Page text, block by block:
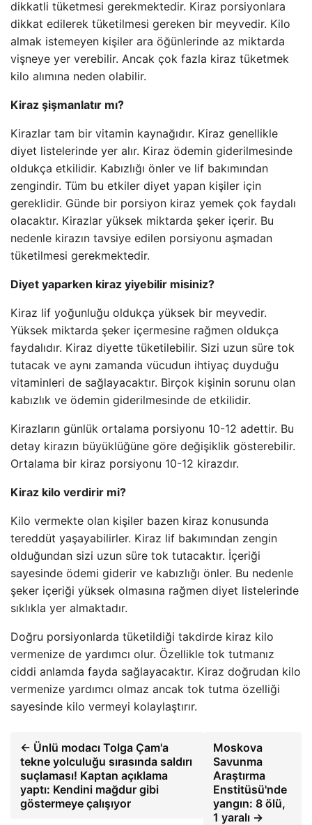
dikkatli tüketmesi gerekmektedir. Kiraz porsiyonlara
dikkat edilerek tüketilmesi gereken bir meyvedir. Kilo
almak istemeyen kişiler ara öğünlerinde az miktarda
vişneye yer verebilir. Ancak çok fazla kiraz tüketmek
kilo alımına neden olabilir.
Kiraz şişmanlatır mı?
Kirazlar tam bir vitamin kaynağıdır. Kiraz genellikle
diyet listelerinde yer alır. Kiraz ödemin giderilmesinde
oldukça etkilidir. Kabızlığı önler ve lif bakımından
zengindir. Tüm bu etkiler diyet yapan kişiler için
gereklidir. Günde bir porsiyon kiraz yemek çok faydalı
olacaktır. Kirazlar yüksek miktarda şeker içerir. Bu
nedenle kirazın tavsiye edilen porsiyonu aşmadan
tüketilmesi gerekmektedir.
Diyet yaparken kiraz yiyebilir misiniz?
Kiraz lif yoğunluğu oldukça yüksek bir meyvedir.
Yüksek miktarda şeker içermesine rağmen oldukça
faydalıdır. Kiraz diyette tüketilebilir. Sizi uzun süre tok
tutacak ve aynı zamanda vücudun ihtiyaç duyduğu
vitaminleri de sağlayacaktır. Birçok kişinin sorunu olan
kabızlık ve ödemin giderilmesinde de etkilidir.
Kirazların günlük ortalama porsiyonu 10-12 adettir. Bu
detay kirazın büyüklüğüne göre değişiklik gösterebilir.
Ortalama bir kiraz porsiyonu 10-12 kirazdır.
Kiraz kilo verdirir mi?
Kilo vermekte olan kişiler bazen kiraz konusunda
tereddüt yaşayabilirler. Kiraz lif bakımından zengin
olduğundan sizi uzun süre tok tutacaktır. İçeriği
sayesinde ödemi giderir ve kabızlığı önler. Bu nedenle
şeker içeriği yüksek olmasına rağmen diyet listelerinde
sıklıkla yer almaktadır.
Doğru porsiyonlarda tüketildiği takdirde kiraz kilo
vermenize de yardımcı olur. Özellikle tok tutmanız
ciddi anlamda fayda sağlayacaktır. Kiraz doğrudan kilo
vermenize yardımcı olmaz ancak tok tutma özelliği
sayesinde kilo vermeyi kolaylaştırır.
← Ünlü modacı Tolga Çam'a
tekne yolculuğu sırasında saldırı
suçlaması! Kaptan açıklama
yaptı: Kendini mağdur gibi
göstermeye çalışıyor
Moskova
Savunma
Araştırma
Enstitüsü'nde
yangın: 8 ölü,
1 yaralı →